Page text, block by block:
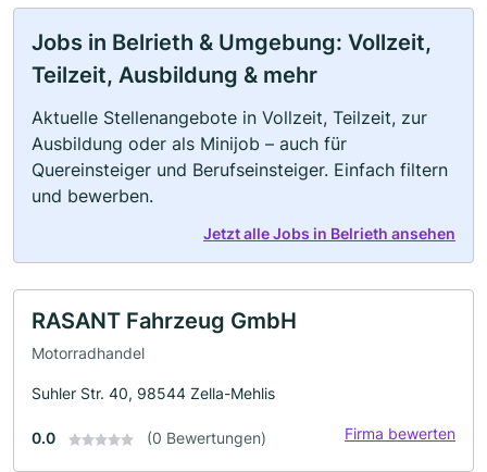
Jobs in Belrieth & Umgebung: Vollzeit,
Teilzeit, Ausbildung & mehr
Aktuelle Stellenangebote in Vollzeit, Teilzeit, zur
Ausbildung oder als Minijob – auch für
Quereinsteiger und Berufseinsteiger. Einfach filtern
und bewerben.
Jetzt alle Jobs in Belrieth ansehen
RASANT Fahrzeug GmbH
Motorradhandel
Suhler Str. 40, 98544 Zella-Mehlis
0.0 (0 Bewertungen) Firma bewerten